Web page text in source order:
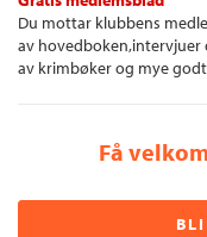
Du mottar klubbens
av hovedboken,intervjuer
av krimbøker og mye
Få